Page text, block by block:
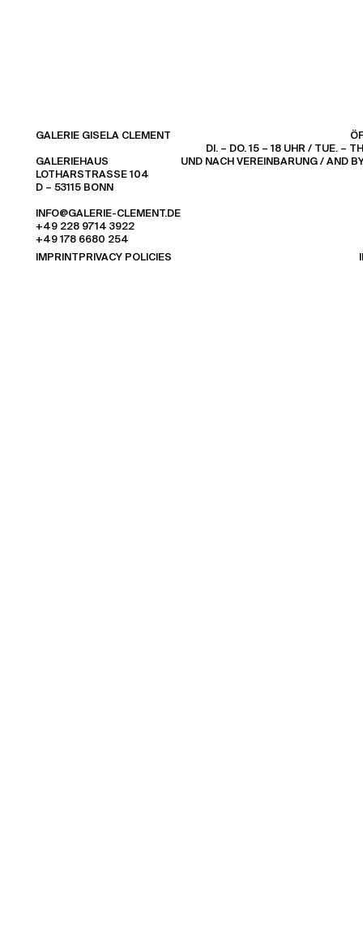
GALERIE GISELA CLEMENT
GALERIEHAUS
LOTHARSTRASSE 104
D – 53115 BONN
INFO@GALERIE-CLEMENT.DE
+49 228 9714 3922
+49 178 6680 254
DI. – DO. 15 – 18 UHR / TUE. –
UND NACH VEREINBARUNG / AND
IMPRINTPRIVACY POLICIES